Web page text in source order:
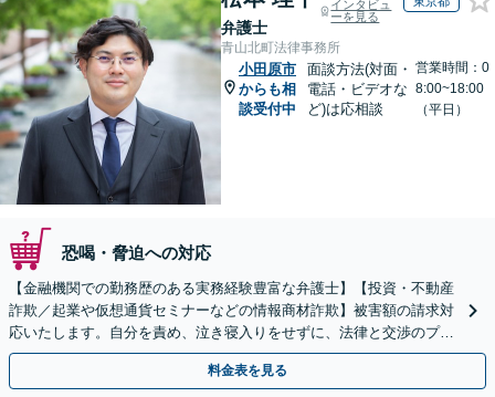
弁護士
インタビュ
ーを見る
青山北町法律事務所
小田原市
からも相
談受付中
面談方法(対面・
電話・ビデオな
ど)は応相談
営業時間：0
8:00~18:00
（平日）
恐喝・脅迫への対応
【金融機関での勤務歴のある実務経験豊富な弁護士】【投資・不動産
詐欺／起業や仮想通貨セミナーなどの情報商材詐欺】被害額の請求対
応いたします。自分を責め、泣き寝入りをせずに、法律と交渉のプロ
にまずはご相談ください。【表参道駅から徒歩3分】
料金表を見る